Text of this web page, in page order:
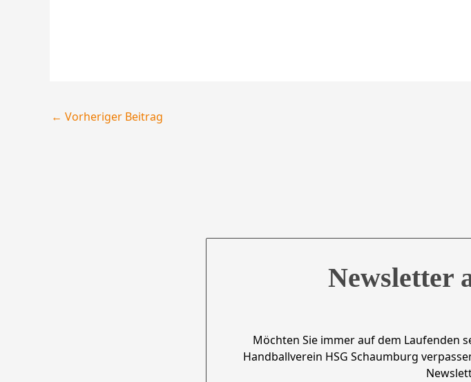
← Vorheriger Beitrag
Newsletter
Möchten Sie immer auf dem Laufenden
Handballverein HSG Schaumburg